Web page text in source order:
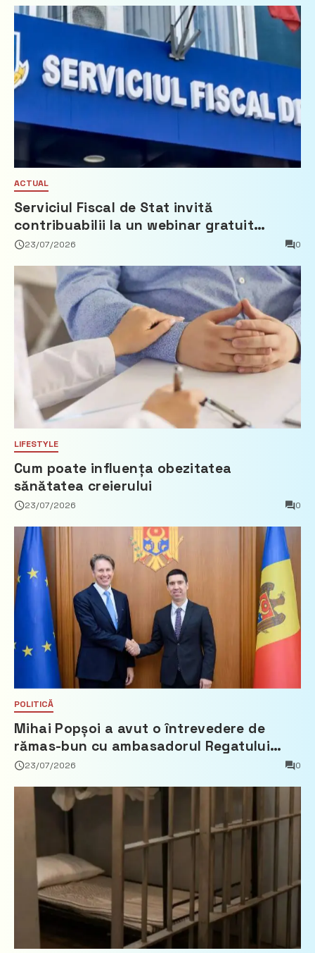
ACTUAL
Serviciul Fiscal de Stat invită
contribuabilii la un webinar gratuit
privind calculul impozitului pe bunurile
23/07/2026 0
LIFESTYLE
Cum poate influența obezitatea
sănătatea creierului
23/07/2026 0
POLITICĂ
Mihai Popșoi a avut o întrevedere de
rămas-bun cu ambasadorul Regatului
Țărilor de Jos, Fred Duijn
23/07/2026 0